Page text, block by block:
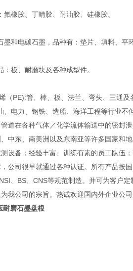
橡胶、丁晴胶、耐油胶、硅橡胶。
和电碳石墨，品种有：垫片、填料、平
板、耐磨块及各种成型件。
PE):管、棒、板、法兰、弯头、三通及
电力、钢铁、造船、海洋工程等行业不
道在各种气体／化学流体输送中的密封
中东、南美洲以及东南亚等许多国家和
备；经验丰富、训练有素的员工队伍；
公司很早就通过各种认证。所有产品按国
、BS、CNS等规范制造。并可为客户定
我公司的宗旨。热诚欢迎国内外企业公司
耐磨石墨盘根